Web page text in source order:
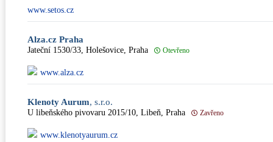
www.setos.cz
Alza.cz Praha
Jateční 1530/33, Holešovice, Praha Otevřeno
www.alza.cz
Klenoty Aurum, s.r.o.
U libeňského pivovaru 2015/10, Libeň, Praha Zavřeno
www.klenotyaurum.cz